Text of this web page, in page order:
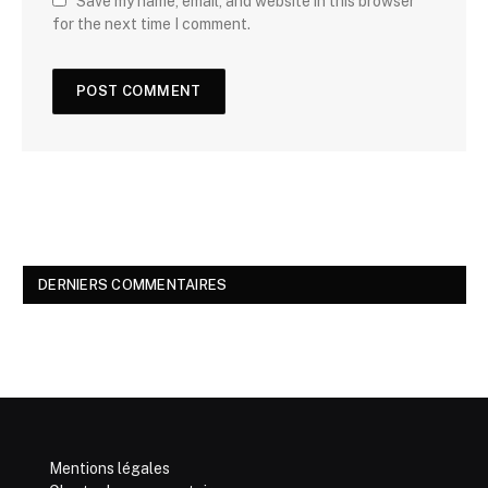
for the next time I comment.
DERNIERS COMMENTAIRES
Mentions légales